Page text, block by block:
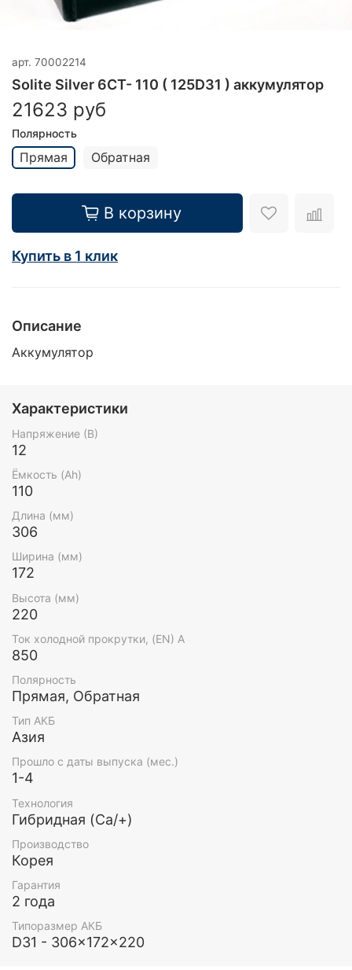
арт. 70002214
Solite Silver 6CT- 110 ( 125D31 ) аккумулятор
21623 руб
Полярность
Прямая Обратная
В корзину
Купить в 1 клик
Описание
Аккумулятор
Характеристики
Напряжение (В)
12
Ёмкость (Ah)
110
Длина (мм)
306
Ширина (мм)
172
Высота (мм)
220
Ток холодной прокрутки, (EN) А
850
Полярность
Прямая, Обратная
Тип АКБ
Азия
Прошло с даты выпуска (мес.)
1-4
Технология
Гибридная (Ca/+)
Производство
Корея
Гарантия
2 года
Типоразмер АКБ
D31 - 306x172x220